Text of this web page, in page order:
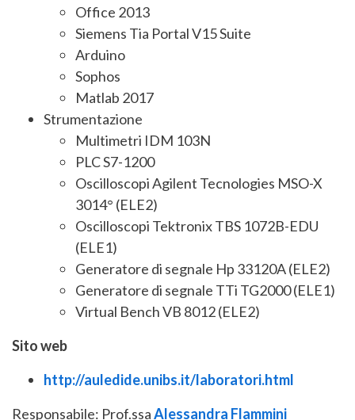
Office 2013
Siemens Tia Portal V15 Suite
Arduino
Sophos
Matlab 2017
Strumentazione
Multimetri IDM 103N
PLC S7-1200
Oscilloscopi Agilent Tecnologies MSO-X
3014° (ELE2)
Oscilloscopi Tektronix TBS 1072B-EDU
(ELE1)
Generatore di segnale Hp 33120A (ELE2)
Generatore di segnale TTi TG2000 (ELE1)
Virtual Bench VB 8012 (ELE2)
Sito web
http://auledide.unibs.it/laboratori.html
Responsabile: Prof.ssaAlessandra Flammini